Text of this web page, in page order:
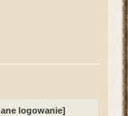
logowanie]